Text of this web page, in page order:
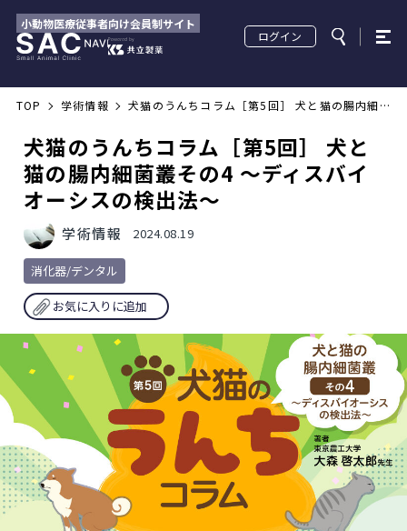
小動物医療従事者向け会員制サイト
ログイン
TOP 学術情報 犬猫のうんちコラム［第5回］ 犬と猫の腸内細
菌叢その4 ～ディスバイオーシスの検出法～
犬猫のうんちコラム［第5回］ 犬と
猫の腸内細菌叢その4 ～ディスバイ
オーシスの検出法～
学術情報 2024.08.19
消化器/デンタル
お気に入りに追加